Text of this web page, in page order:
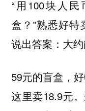
“用100块人
盒？”熟悉好
说出答案：大约
59元的盲盒，
这里卖18.9元